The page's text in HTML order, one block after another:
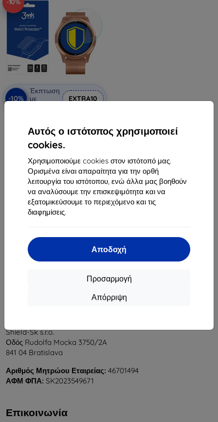
Αυτός ο ιστότοπος χρησιμοποιεί
cookies.
Χρησιμοποιούμε cookies στον ιστότοπό μας.
Ορισμένα είναι απαραίτητα για την ορθή
λειτουργία του ιστότοπου, ενώ άλλα μας βοηθούν
να αναλύσουμε την επισκεψιμότητα και να
εξατομικεύσουμε το περιεχόμενο και τις
διαφημίσεις.
Αποδοχή
Προσαρμογή
Απόρριψη
-10%
-10%
Έκπτωση
με
EXTRA10
Vivomove Luxe Watch Hybrid
Glass
10,90 €
Διαθέσιμο > 5 τεμ
1
Shield-Sk s.r.o.
Οδός Rudolfa Mocka 3750/2A
841 04 Bratislava
Αριθμός Μητρώου Εταιρείας: 46701494
ΑΦΜ ΦΠΑ: SK2023549671
Επικοινωνία